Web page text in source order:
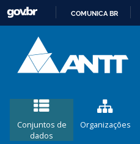
COMUNICA BR
Conjuntos de
dados
Organizações